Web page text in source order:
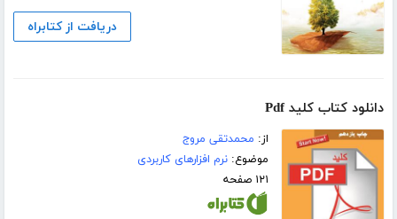
دریافت از کتابراه
دانلود کتاب کلید Pdf
از: محمدتقی مروج
موضوع:نرم افزارهای کاربردی
۱۲۱ صفحه